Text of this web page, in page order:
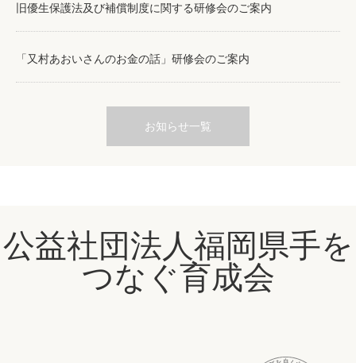
旧優生保護法及び補償制度に関する研修会のご案内
「又村あおいさんのお金の話」研修会のご案内
お知らせ一覧
公益社団法人福岡県手を
つなぐ育成会